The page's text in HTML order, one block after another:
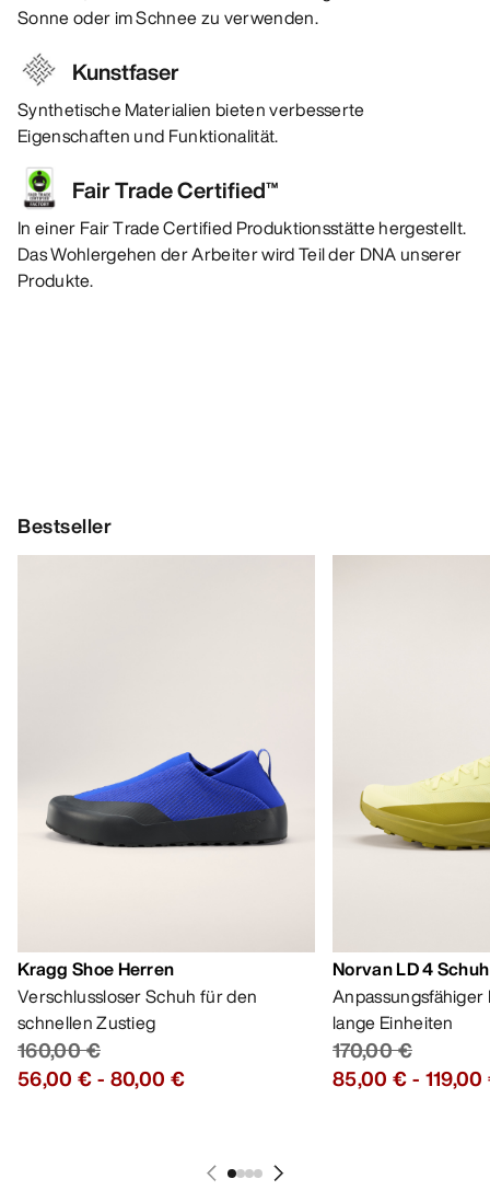
Sonne oder im Schnee zu verwenden.
Kunstfaser
Synthetische Materialien bieten verbesserte
Eigenschaften und Funktionalität.
Fair Trade Certified™
In einer Fair Trade Certified Produktionsstätte hergestellt.
Das Wohlergehen der Arbeiter wird Teil der DNA unserer
Produkte.
Bestseller
Kragg Shoe Herren
Verschlussloser Schuh für den
schnellen Zustieg
160,00 €
56,00 €- 80,00 €
Norvan LD 4
lange Einheiten
170,00 €
85,00 €-